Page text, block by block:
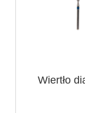
Wiertło